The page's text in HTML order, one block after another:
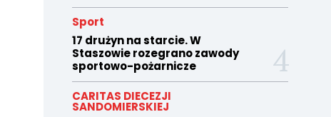
Sport
17 drużyn na starcie. W
Staszowie rozegrano zawody
sportowo-pożarnicze
CARITAS DIECEZJI
SANDOMIERSKIEJ